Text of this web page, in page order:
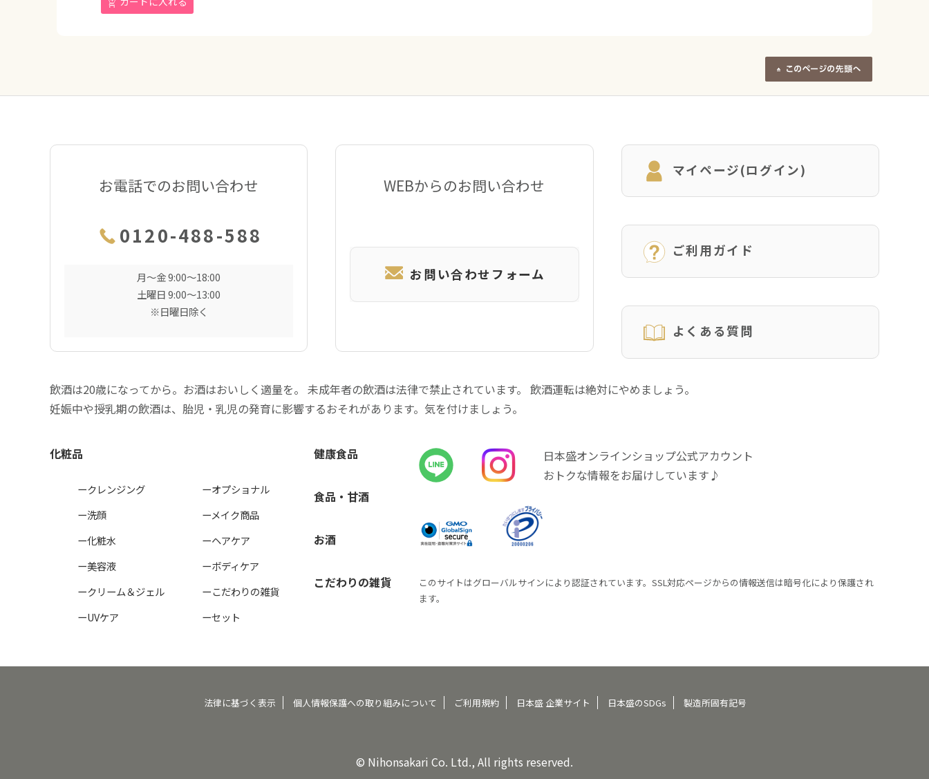
お電話でのお問い合わせ
0120-488-588
月〜金 9:00〜18:00
土曜日 9:00〜13:00
※日曜日除く
WEBからのお問い合わせ
お問い合わせフォーム
マイページ(ログイン)
ご利用ガイド
よくある質問
飲酒は20歳になってから。お酒はおいしく適量を。 未成年者の飲酒は法律で禁止されています。 飲酒運転は絶対にやめましょう。
妊娠中や授乳期の飲酒は、胎児・乳児の発育に影響するおそれがあります。気を付けましょう。
化粧品
ークレンジング
ー洗顔
ー化粧水
ー美容液
ークリーム＆ジェル
ーUVケア
ーオプショナル
ーメイク商品
ーヘアケア
ーボディケア
ーこだわりの雑貨
ーセット
健康食品
食品・甘酒
お酒
こだわりの雑貨
日本盛オンラインショップ公式アカウント
おトクな情報をお届けしています♪
このサイトはグローバルサインにより認証されています。SSL対応ページからの情報送信は暗号化により保護され
ます。
法律に基づく表示 個人情報保護への取り組みについて ご利用規約 日本盛 企業サイト 日本盛のSDGs 製造所固有記号
© Nihonsakari Co. Ltd., All rights reserved.